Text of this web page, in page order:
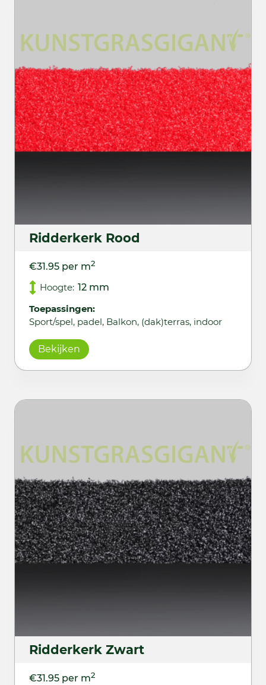
Ridderkerk Rood
€31.95 per m2
Hoogte: 12 mm
Toepassingen:
Sport/spel, padel, Balkon, (dak)terras, indoor
Bekijken
Ridderkerk Zwart
€31.95 per m2